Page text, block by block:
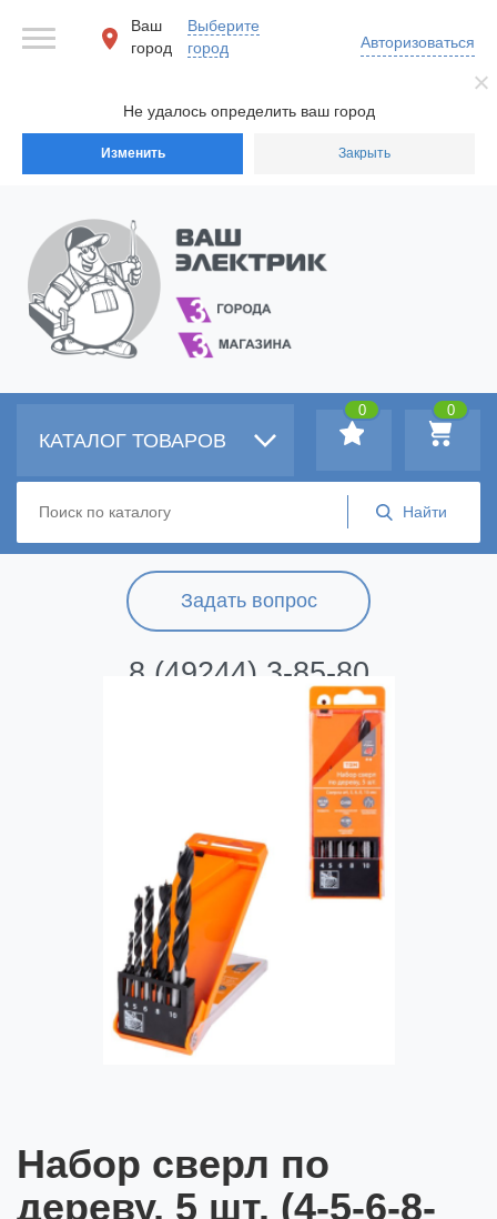
Не удалось определить ваш город
Изменить Закрыть
Ваш
город
Выберите
город
Авторизоваться
Задать вопрос
8 (49244) 3-85-80
КАТАЛОГ ТОВАРОВ
0
0
Набор сверл по
дереву, 5 шт. (4-5-6-8-